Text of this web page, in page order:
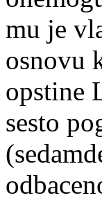
mu je
osnovu
opstine
sesto